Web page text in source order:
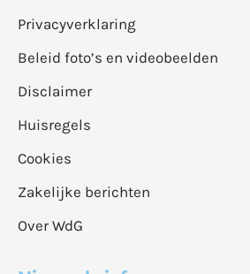
Privacyverklaring
Beleid foto’s en videobeelden
Disclaimer
Huisregels
Cookies
Zakelijke berichten
Over WdG